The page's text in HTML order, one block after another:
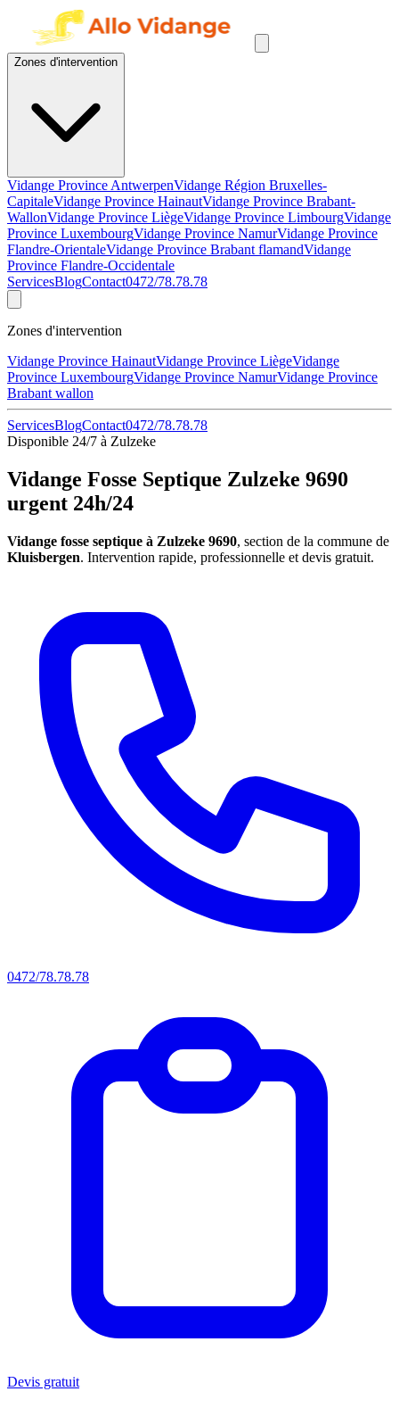
Zones d'intervention
Vidange Province AntwerpenVidange Région Bruxelles-
CapitaleVidange Province HainautVidange Province Brabant-
WallonVidange Province LiègeVidange Province LimbourgVidange
Province LuxembourgVidange Province NamurVidange Province
Flandre-OrientaleVidange Province Brabant flamandVidange
Province Flandre-Occidentale
ServicesBlogContact0472/78.78.78
Zones d'intervention
Vidange Province HainautVidange Province LiègeVidange
Province LuxembourgVidange Province NamurVidange Province
Brabant wallon
ServicesBlogContact0472/78.78.78
Disponible 24/7 à Zulzeke
Vidange Fosse Septique Zulzeke 9690
urgent 24h/24
Vidange fosse septique à Zulzeke 9690, section de la commune de
Kluisbergen. Intervention rapide, professionnelle et devis gratuit.
0472/78.78.78
Devis gratuit